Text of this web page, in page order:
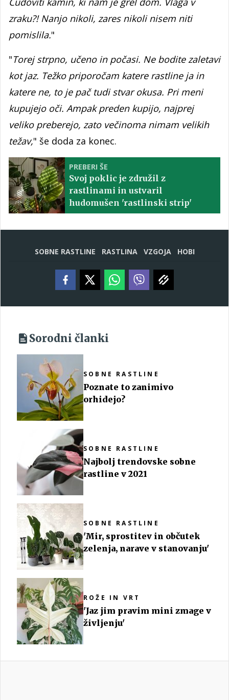
zraku?! Nanjo nikoli, zares nikoli nisem niti
pomislila."
"Torej strpno, učeno in počasi. Ne bodite zaletavi
kot jaz. Težko priporočam katere rastline ja in
katere ne, to je pač tudi stvar okusa. Pri meni
kupujejo oči. Ampak preden kupijo, najprej
veliko preberejo, zato večinoma nimam velikih
težav," še doda za konec.
PREBERI ŠE
Svoj poklic je združil z
rastlinami in ustvaril
hudomušen 'rastlinski strip'
SOBNE RASTLINE RASTLINA VZGOJA HOBI
Sorodni članki
SOBNE RASTLINE
Poznate to zanimivo
orhidejo?
SOBNE RASTLINE
Najbolj trendovske sobne
rastline v 2021
SOBNE RASTLINE
'Mir, sprostitev in občutek
zelenja, narave v stanovanju'
ROŽE IN VRT
'Jaz jim pravim mini zmage v
življenju'